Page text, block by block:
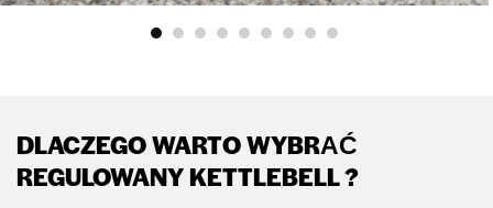
DLACZEGO WARTO WYBRAĆ
REGULOWANY KETTLEBELL ?